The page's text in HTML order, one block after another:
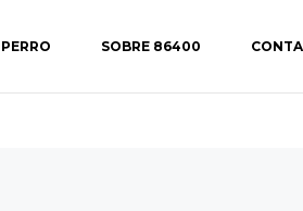
SOBRE 86400